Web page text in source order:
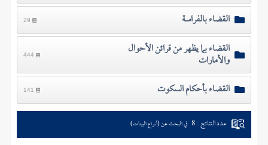
القضاء بالفراسة 29
القضاء بما يظهر من قرائن الأحوال
والأمارات 444
القضاء بأحكام السكوت 141
عدد النتائج : 8 في البحث عن (أنواع البينات)